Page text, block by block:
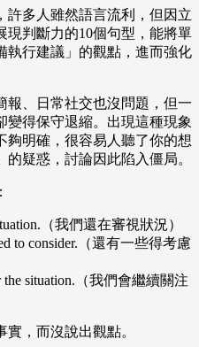
許多人雖然語言流利，但因立
現判斷力的10個句型，能將單
執行建議」的觀點，進而強化
報、日常社交也沒問題，但一
變得保守退縮。出現這種現象
夠明確，很容易人聽了你的想
疑惑，討論因此陷入僵局。
（我們還在審視狀況）
to consider.（還有一些得考慮
the situation.（我們會繼續關注
，而沒說出觀點。